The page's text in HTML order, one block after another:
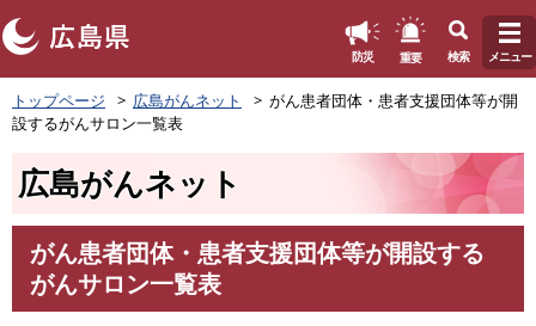
ペ
ー
ジ
防災 重要 検索 メニュー
トップページ 広島がんネット
がん患者団体・患者支援団体等が開
設するがんサロン一覧表
広島がんネット
がん患者団体・患者支援団体等が開設する
がんサロン一覧表